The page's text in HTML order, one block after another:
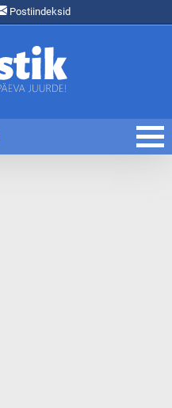
Postiindeksid